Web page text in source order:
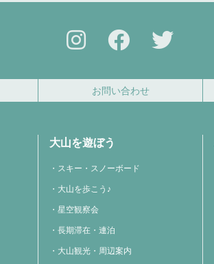
お問い合わせ
大山を遊ぼう
スキー・スノーボード
大山を歩こう♪
星空観察会
長期滞在・連泊
大山観光・周辺案内